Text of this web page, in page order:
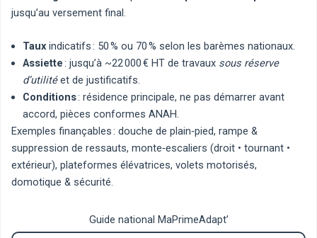
jusqu’au versement final.
Tauxindicatifs : 50 % ou 70 % selon les barèmes nationaux.
Assiette: jusqu’à ~22 000 € HT de travaux sous réserve
d’utilitéet de justificatifs.
Conditions: résidence principale, ne pas démarrer avant
accord, pièces conformes ANAH.
Exemples finançables : douche de plain‑pied, rampe &
suppression de ressauts, monte‑escaliers (droit• tournant•
extérieur), plateformes élévatrices, volets motorisés,
domotique & sécurité.
Guide national MaPrimeAdapt’